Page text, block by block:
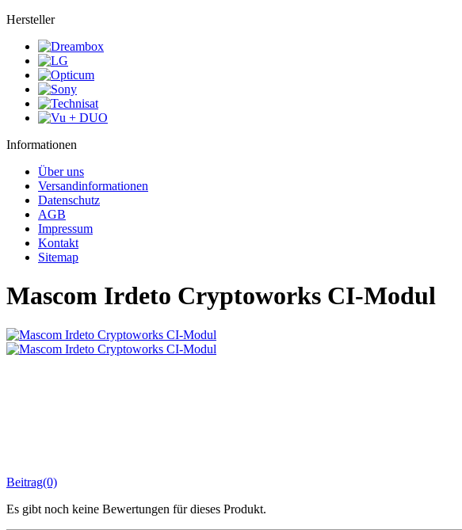
Hersteller
Informationen
Über uns
Versandinformationen
Datenschutz
AGB
Impressum
Kontakt
Sitemap
Mascom Irdeto Cryptoworks CI-Modul
Beitrag(0)
Es gibt noch keine Bewertungen für dieses Produkt.